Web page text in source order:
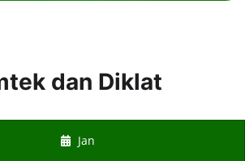
dan Diklat
Jan